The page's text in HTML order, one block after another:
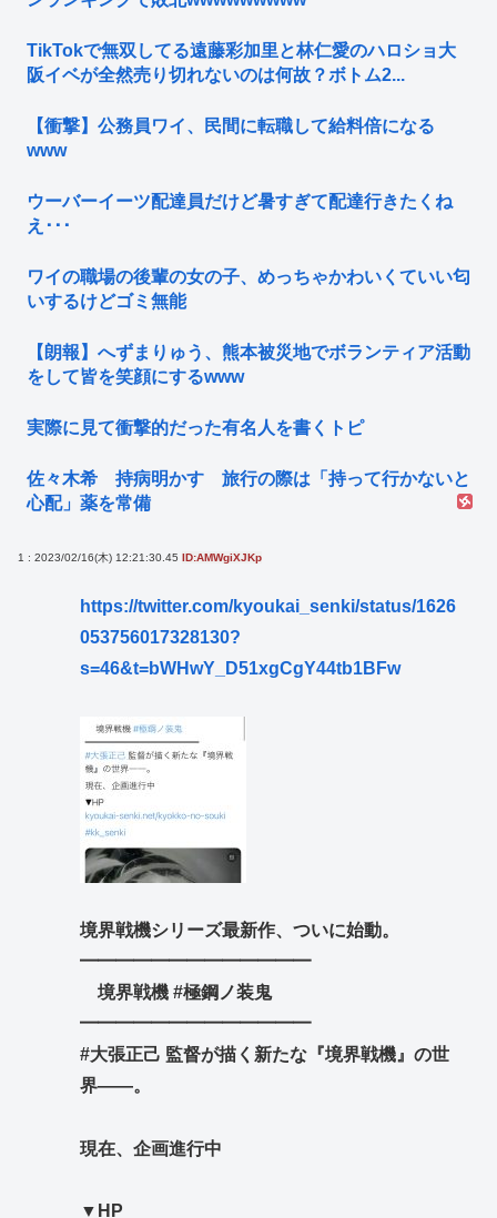
TikTokで無双してる遠藤彩加里と林仁愛のハロショ大
阪イベが全然売り切れないのは何故？ボトム2...
【衝撃】公務員ワイ、民間に転職して給料倍になる
www
ウーバーイーツ配達員だけど暑すぎて配達行きたくね
え･･･
ワイの職場の後輩の女の子、めっちゃかわいくていい匂
いするけどゴミ無能
【朗報】へずまりゅう、熊本被災地でボランティア活動
をして皆を笑顔にするwww
実際に見て衝撃的だった有名人を書くトピ
佐々木希 持病明かす 旅行の際は「持って行かないと
心配」薬を常備
1 : 2023/02/16(木) 12:21:30.45 ID:AMWgiXJKp
https://twitter.com/kyoukai_senki/status/1626
053756017328130?
s=46&t=bWHwY_D51xgCgY44tb1BFw
境界戦機シリーズ最新作、ついに始動。
━━━━━━━━━━━━━
境界戦機 #極鋼ノ装鬼
━━━━━━━━━━━━━
#大張正己 監督が描く新たな『境界戦機』の世
界――。
現在、企画進行中
▼HP